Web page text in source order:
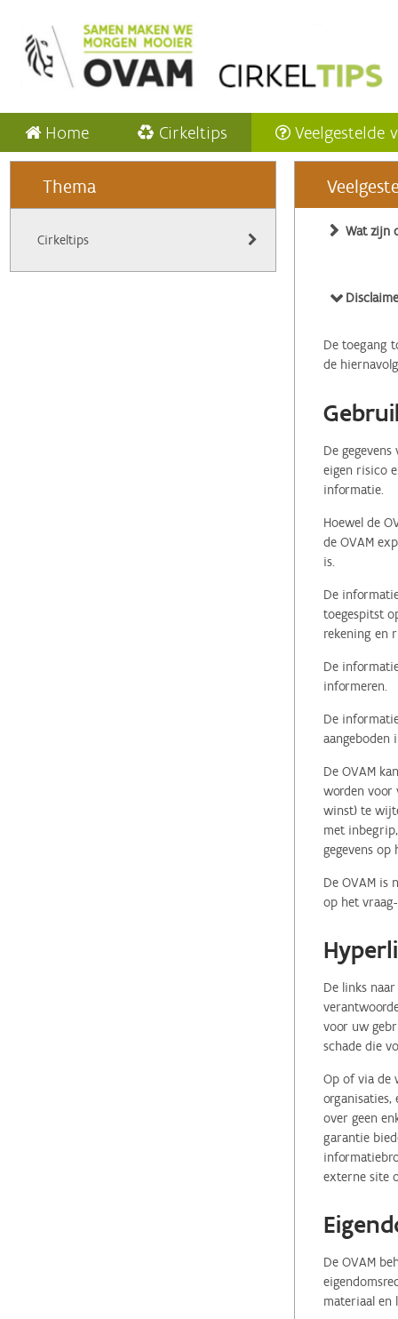
Home Cirkeltips Veelgestelde
Thema
Cirkeltips
Wat zijn
De toegang
de
De
eigen risico
informatie.
Hoewel de
de OVAM
is.
De
toegespitst
rekening en
De
informeren.
De
aangeboden
De OVAM
worden voor
winst) te
met
gegevens
De OVAM is
op het
De links
voor uw
schade die
Op of via de
organisaties,
over geen
garantie
externe site
De OVAM
materiaal en